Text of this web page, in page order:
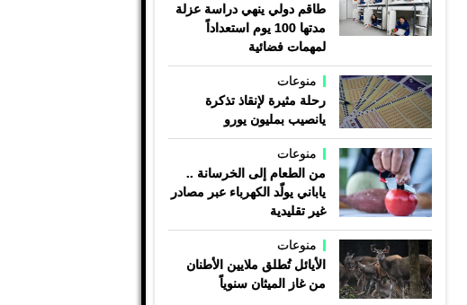
طاقم دولي ينهي دراسة عزلة
مدتها 100 يوم استعداداً
لمهمات فضائية
منوعات
رحلة مثيرة لإنقاذ تذكرة
يانصيب بمليون يورو
منوعات
من الطعام إلى الخرسانة ..
ياباني يولّد الكهرباء عبر مصادر
غير تقليدية
منوعات
الأيائل تُطلق ملايين الأطنان
من غاز الميثان سنوياً